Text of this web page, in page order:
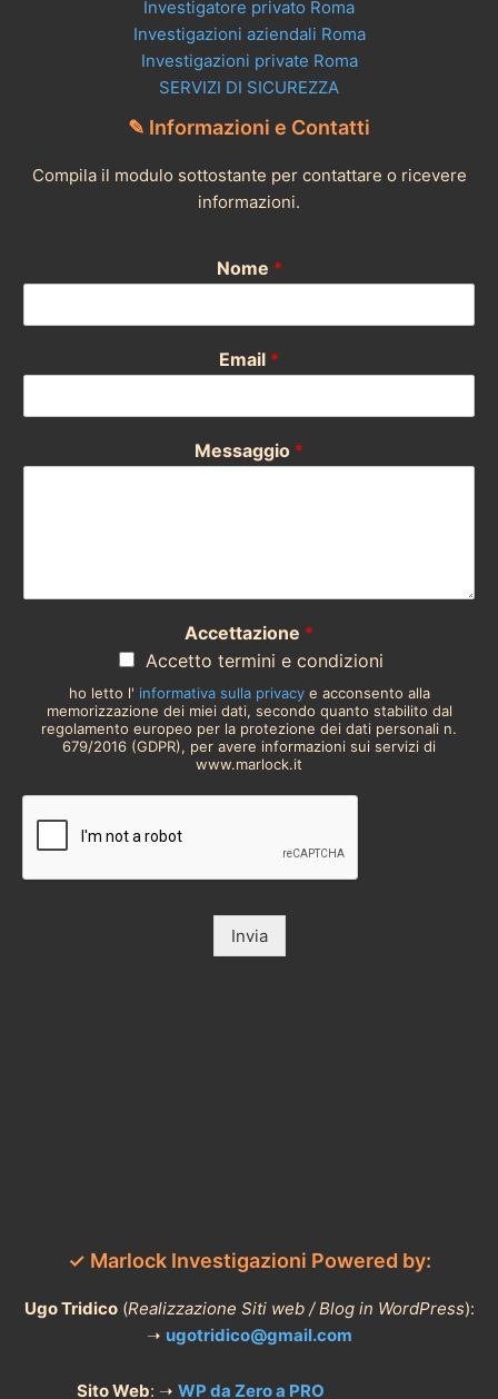
Investigatore privato Roma
Investigazioni aziendali Roma
Investigazioni private Roma
SERVIZI DI SICUREZZA
✎ Informazioni e Contatti
Compila il modulo sottostante per contattare o ricevere
informazioni.
Nome *
Email *
Messaggio *
Accettazione *
Accetto termini e condizioni
ho letto l' informativa sulla privacye acconsento alla
memorizzazione dei miei dati, secondo quanto stabilito dal
regolamento europeo per la protezione dei dati personali n.
679/2016 (GDPR), per avere informazioni sui servizi di
www.marlock.it
Invia
✓ Marlock Investigazioni Powered by:
Ugo Tridico(Realizzazione Siti web / Blog in WordPress):
➝ ugotridico@gmail.com
Sito Web: ➝WP da Zero a PRO